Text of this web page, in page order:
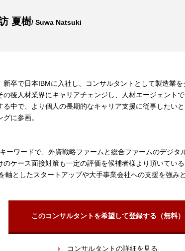
夏樹/ Suwa Natsuki
新卒で日本IBMに入社し、コンサルタントとして製造業
の後人材業界にキャリアチェンジし、人材エージェント
る中で、より個人の長期的なキャリア支援に従事したい
に参画。
キーワードで、外資戦略ファームと総合ファームのデジ
のケース面接対策も一定の評価を候補者様より頂いてい
軸としたスタートアップや大手事業会社への支援を強み
このコンサルタントを希望して登録する（無料）
コンサルタントの詳細を見る